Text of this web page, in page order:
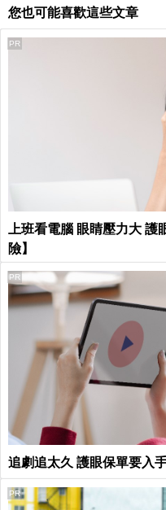
您也可能喜歡這些文章
上班看電腦 眼睛壓力大
險】
PR
追劇追太久 護眼保單要入
PR
PR